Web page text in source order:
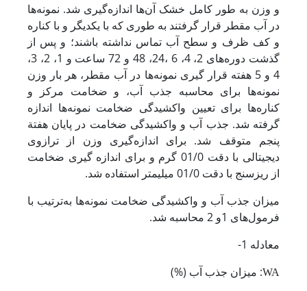
و وزن به طور کامل خشک آن‌ها اندازه‌گیری شد. نمونه‌ها
در آب مقطر قرار گرفتند به طوری که با یکدیگر و با کناره
و کف ظرف و سطح آب تماس نداشته باشند؛ و پس از
گذشت دوره‌های 2، 4، 6 ،24، 48 و 72 ساعت و 1، 2، 3،
4 و 5 هفته قرار گیری نمونه‌ها در آب مقطر، هر بار وزن
نمونه‌ها برای محاسبه جذب آب، و ضخامت مرکز و
کناره‌ها برای تعیین واکشیدگی ضخامت نمونه‌ها اندازه
گرفته شد. جذب آب و واکشیدگی ضخامت در پایان هفتة
پنجم متوقف شد. برای اندازه‌گیری وزن از ترازوی
دیجیتالی با دقت 01/0 گرم و برای اندازه گیری ضخامت
از ریزسنج با دقت 01/0 میلیمتر استفاده شد.
میزان جذب آب و واکشیدگی ضخامت نمونه‌ها به‌ترتیب با
فرمول‌های 1و 2 محاسبه شد.
معادله 1-
WA: میزان جذب آب (%)